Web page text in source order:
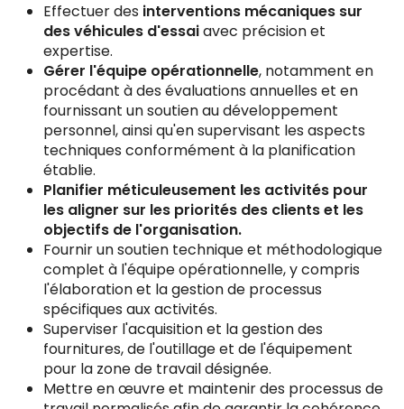
Effectuer des interventions mécaniques sur
des véhicules d'essaiavec précision et
expertise.
Gérer l'équipe opérationnelle, notamment en
procédant à des évaluations annuelles et en
fournissant un soutien au développement
personnel, ainsi qu'en supervisant les aspects
techniques conformément à la planification
établie.
Planifier méticuleusement les activités pour
les aligner sur les priorités des clients et les
objectifs de l'organisation.
Fournir un soutien technique et méthodologique
complet à l'équipe opérationnelle, y compris
l'élaboration et la gestion de processus
spécifiques aux activités.
Superviser l'acquisition et la gestion des
fournitures, de l'outillage et de l'équipement
pour la zone de travail désignée.
Mettre en œuvre et maintenir des processus de